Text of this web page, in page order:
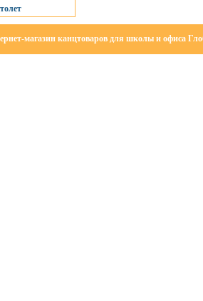
магазин канцтоваров для школы и офиса